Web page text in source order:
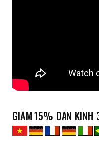
GIẢM 15% DÁN KÍNH
XE